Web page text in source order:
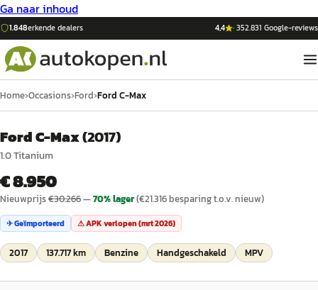
Ga naar inhoud
1.848erkende dealers 4,4 ·352.831 Google-reviews
Home›Occasions›Ford›Ford C-Max
Ford C-Max(2017)
1.0 Titanium
€ 8.950
Nieuwprijs€30.266—70% lager(€21.316besparing t.o.v. nieuw)
✈ Geïmporteerd ⚠ APK verlopen (mrt 2026)
2017 137.717 km Benzine Handgeschakeld MPV
1/20